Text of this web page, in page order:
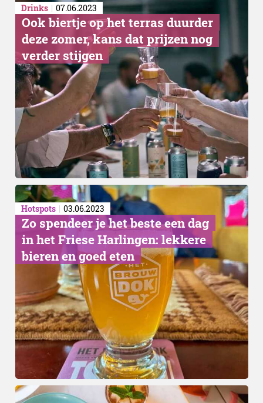
Drinks 07.06.2023
Ook biertje op het terras duurder
deze zomer, kans dat prijzen nog
verder stijgen
Hotspots 03.06.2023
Zo spendeer je het beste een dag
in het Friese Harlingen: lekkere
bieren en goed eten